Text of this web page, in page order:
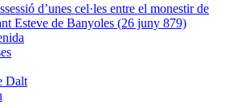
d’unes cel·les entre el monestir de
Esteve de Banyoles (26 juny 879)
Dalt